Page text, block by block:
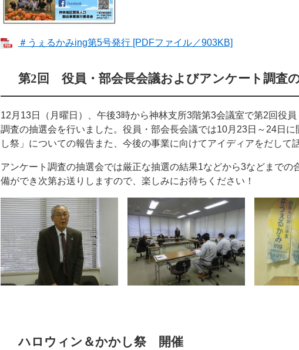
＃うぇるかみing第5号発行 [PDFファイル／903KB]
第2回 役員・部会長会議およびアンケート調査
12月13日（月曜日）、午後3時から神林支所3階第3会議室で第2回役
調査の抽選会を行いました。役員・部会長会議では10月23日～24日
し祭」についての報告また、今後の事業に向けてアイディアをだして
アンケート調査の抽選会では厳正な抽選の結果1などから3などまでの
備ができ次第お送りしますので、楽しみにお待ちください！
ハロウィン＆かかし祭 開催